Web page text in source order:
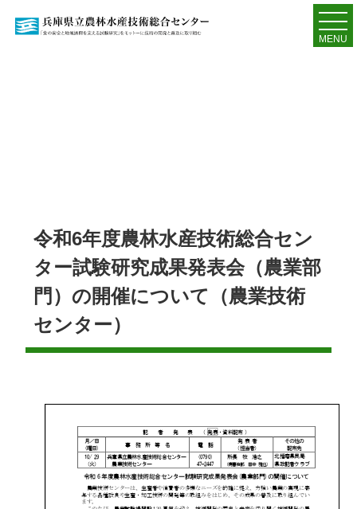
MENU
令和6年度農林水産技術総合セン
ター試験研究成果発表会（農業部
門）の開催について（農業技術
センター）